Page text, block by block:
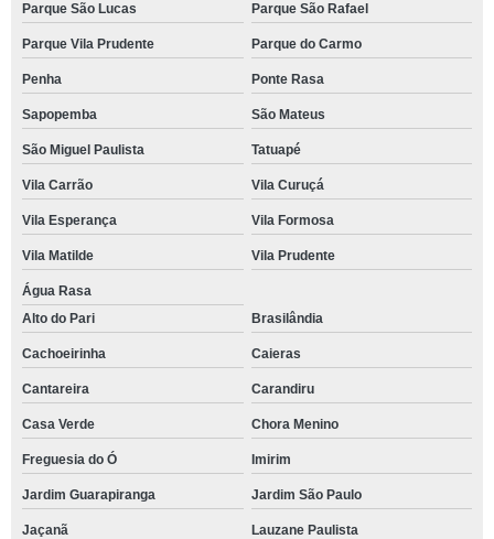
Parque São Lucas Parque São Rafael
Parque Vila Prudente Parque do Carmo
Penha Ponte Rasa
Sapopemba São Mateus
São Miguel Paulista Tatuapé
Vila Carrão Vila Curuçá
Vila Esperança Vila Formosa
Vila Matilde Vila Prudente
Água Rasa
Alto do Pari
Brasilândia
Cachoeirinha Caieras
Cantareira Carandiru
Casa Verde Chora Menino
Freguesia do Ó Imirim
Jardim Guarapiranga Jardim São Paulo
Jaçanã Lauzane Paulista